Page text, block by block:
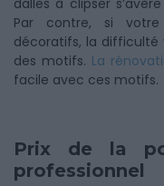
dalles à clipser
Par contre, si
décoratifs, la difficulté
des motifs. La
facile avec ces motifs.
Prix de la
professionnel